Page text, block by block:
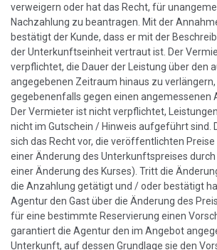
verweigern oder hat das Recht, für
Nachzahlung zu beantragen. Mit der
bestätigt der Kunde, dass er mit der
der Unterkunftseinheit vertraut ist. Der
verpflichtet, die Dauer der Leistung über den
angegebenen Zeitraum hinaus zu
gegebenenfalls gegen einen angemessenen
Der Vermieter ist nicht verpflichtet,
nicht im Gutschein / Hinweis aufgeführt sind.
sich das Recht vor, die veröffentlichten
einer Änderung des Unterkunftspreises
einer Änderung des Kurses). Tritt die
die Anzahlung getätigt und / oder bestätigt
Agentur den Gast über die Änderung des
für eine bestimmte Reservierung einen
garantiert die Agentur den im Angebot
Unterkunft, auf dessen Grundlage sie den